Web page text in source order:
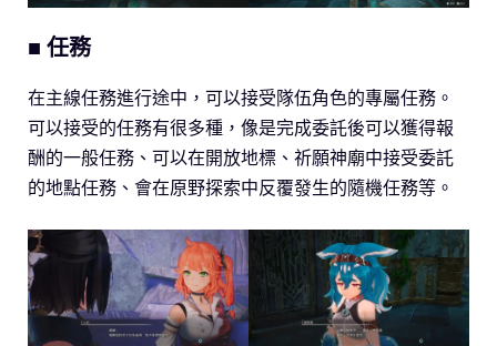
■ 任務
在主線任務進行途中，可以接受隊伍角色的專屬任務。
可以接受的任務有很多種，像是完成委託後可以獲得報
酬的一般任務、可以在開放地標、祈願神廟中接受委託
的地點任務、會在原野探索中反覆發生的隨機任務等。